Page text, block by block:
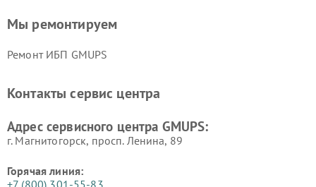
Мы ремонтируем
Ремонт ИБП GMUPS
Контакты сервис центра
Адрес сервисного центра GMUPS:
г. Магнитогорск, просп. Ленина, 89
Горячая линия:
+7 (800) 301-55-83